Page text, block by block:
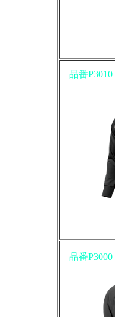
品番
品番